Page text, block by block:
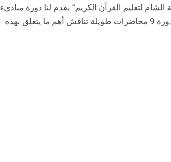
الشام لتعليم القرآن الكريم” يقدم لنا دورة مباديء
القراءة العربية الأساسية، ضمن دورات تأهيلية للمعلمين. تضم الدورة 9 محاضرات طويلة تناقش أهم ما يتعلق بهذه